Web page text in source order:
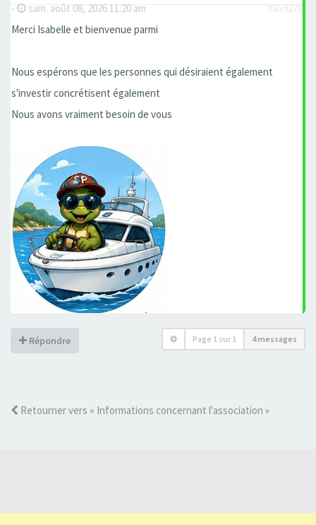
-
sam. août 08, 2026 11:20 am
#359279
Merci Isabelle et bienvenue parmi
Nous espérons que les personnes qui désiraient également
s'investir concrétisent également
Nous avons vraiment besoin de vous
Répondre Page 1 sur 1 4 messages
Retourner vers « Informations concernant l'association »